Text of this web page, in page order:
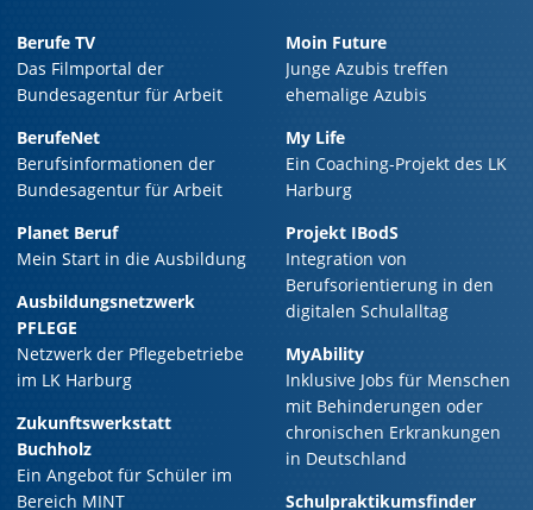
Berufe TV
Das Filmportal der
Bundesagentur für Arbeit
BerufeNet
Berufsinformationen der
Bundesagentur für Arbeit
Planet Beruf
Mein Start in die Ausbildung
Ausbildungsnetzwerk
PFLEGE
Netzwerk der Pflegebetriebe
im LK Harburg
Zukunftswerkstatt
Buchholz
Ein Angebot für Schüler im
Bereich MINT
Moin Future
Junge Azubis treffen
ehemalige Azubis
My Life
Ein Coaching-Projekt des LK
Harburg
Projekt IBodS
Integration von
Berufsorientierung in den
digitalen Schulalltag
MyAbility
Inklusive Jobs für Menschen
mit Behinderungen oder
chronischen Erkrankungen
in Deutschland
Schulpraktikumsfinder